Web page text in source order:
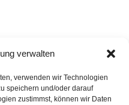
verwalten
verwenden wir Technologien
speichern und/oder darauf
zustimmst, können wir Daten